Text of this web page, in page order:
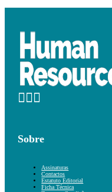
Sobre
Assinaturas
Contactos
Estatuto Editorial
Ficha Técnica